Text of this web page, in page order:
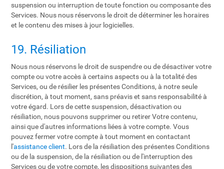
suspension ou interruption de toute fonction ou composante des
Services. Nous nous réservons le droit de déterminer les horaires
et le contenu des mises à jour logicielles.
19. Résiliation
Nous nous réservons le droit de suspendre ou de désactiver votre
compte ou votre accès à certains aspects ou à la totalité des
Services, ou de résilier les présentes Conditions, à notre seule
discrétion, à tout moment, sans préavis et sans responsabilité à
votre égard. Lors de cette suspension, désactivation ou
résiliation, nous pouvons supprimer ou retirer Votre contenu,
ainsi que d'autres informations liées à votre compte. Vous
pouvez fermer votre compte à tout moment en contactant
l'assistance client. Lors de la résiliation des présentes Conditions
ou de la suspension, de la résiliation ou de l'interruption des
Services ou de votre compte, les dispositions suivantes des